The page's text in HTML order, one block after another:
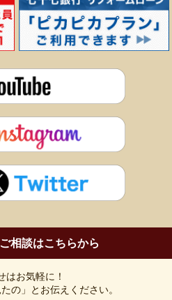
ください。
相談はこちらから
はお気軽に！
の」とお伝えください。